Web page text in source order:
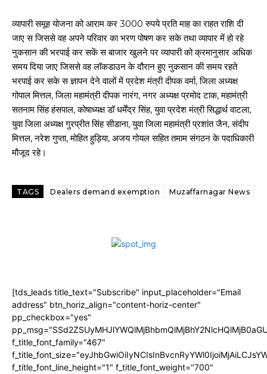
व्यापारी समूह योजना को आराम कर 3000 रुपये प्रति माह का राहत राशि दी
जाए स जिससे वह अपने परिवार का भरण पोषण कर सके तथा व्यापार में हो रहे
नुकसान की भरपाई कर सकें स बाजार खुलने पर व्यापारी को क्रमानुसार अधिक
समय दिया जाए जिससे वह लॉकडाउन के दौरान हुए नुकसान की समय रहते
भरपाई कर सके स ज्ञापन देने वालों में प्रदेश मंत्री दीपक वर्मा, जिला अध्यक्ष
गोपाल मित्तल, जिला महामंत्री दीपक नारंग, नगर अध्यक्ष प्रमोद टाक, महामंत्री
सतनाम सिंह हंसपाल, कोषाध्यक्ष डॉ धर्मेंद्र सिंह, युवा प्रदेश मंत्री सिद्धार्थ वाटला,
युवा जिला अध्यक्ष गुरप्रीत सिंह सीडाना, युवा जिला महामंत्री प्रशांत जैन, संदीप
मित्तल, नरेश गुप्ता, मोहित हुड़िया, अजय गोयल सहित तमाम संगठन के पदाधिकारी
मौजूद रहे।
TAGS Dealers demand exemption Muzaffarnagar News
[tds_leads title_text="Subscribe" input_placeholder="Email
address" btn_horiz_align="content-horiz-center"
pp_checkbox="yes"
f_title_font_family="467"
f_title_font_line_height="1" f_title_font_weight="700"